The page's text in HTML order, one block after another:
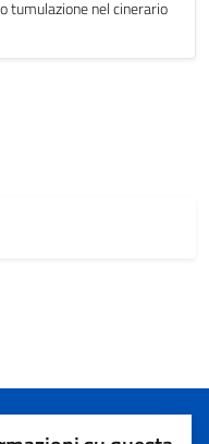
tumulazione nel cinerario